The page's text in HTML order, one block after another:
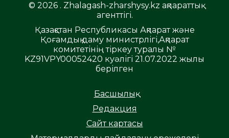
© 2026 . Zhalagash-zharshysy.kz ақпараттық
агенттігі.
Қазақстан Республикасы Ақпарат және
Қоғамдық даму министрлігі,Ақпарат
комитетінің тіркеу туралы №
KZ91VPY00052420 куәлігі 21.07.2022 жылы
берілген
Басшылық
Редакция
Сайт картасы